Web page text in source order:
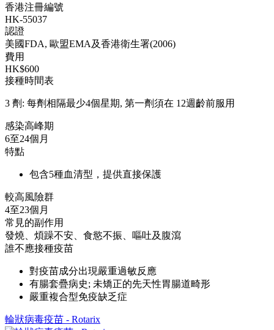
香港注冊編號
HK-55037
認證
美國FDA, 歐盟EMA及香港衛生署(2006)
費用
HK$600
接種時間表
3 劑: 每劑相隔最少4個星期, 第一劑須在 12週齡前服用
感染高峰期
6至24個月
特點
包含5種血清型，提供直接保護
較高風險群
4至23個月
常見的副作用
發燒、煩躁不安、食慾不振、嘔吐及腹瀉
誰不應接種疫苗
對疫苗成分出現嚴重過敏反應
有腸套疊病史; 未矯正的先天性胃腸道畸形
嚴重複合型免疫缺乏症
輪狀病毒疫苗 - Rotarix